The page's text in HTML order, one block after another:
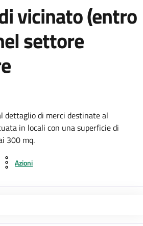
vicinato (entro
settore
dettaglio di merci destinate al
in locali con una superficie di
300 mq.
Azioni